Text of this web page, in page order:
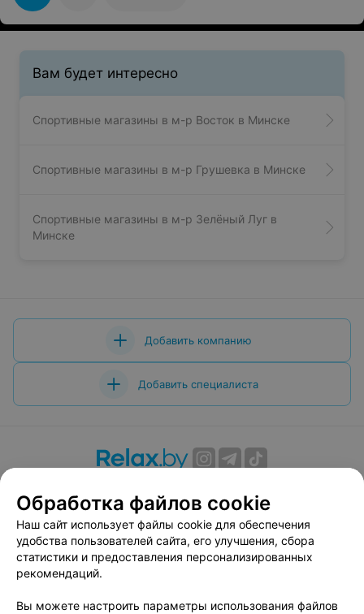
Вам будет интересно
Спортивные магазины в м-р Восток в Минске
Спортивные магазины в м-р Грушевка в Минске
Спортивные магазины в м-р Зелёный Луг в
Минске
Добавить компанию
Добавить специалиста
Вакансии
Публичный договор
Способы оплаты
Публичный договор по использованию сервиса
«Афиша»
Пользовательское соглашение
Обработка файлов cookie
Наш сайт использует файлы cookie для обеспечения
удобства пользователей сайта, его улучшения, сбора
статистики и предоставления персонализированных
рекомендаций.
Вы можете настроить параметры использования файлов